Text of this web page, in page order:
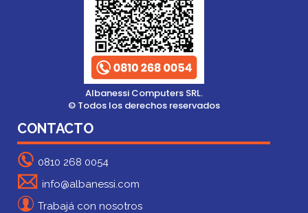
Albanessi Computers SRL.
© Todos los derechos reservados
CONTACTO
0810 268 0054
info@albanessi.com
Trabajá con nosotros